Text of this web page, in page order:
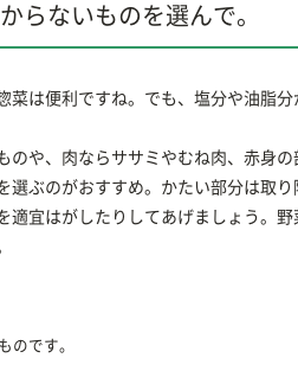
らないものを選んで。
菜は便利ですね。でも、塩分や油脂
のや、肉ならササミやむね肉、赤身
選ぶのがおすすめ。かたい部分は取
適宜はがしたりしてあげましょう。
のです。